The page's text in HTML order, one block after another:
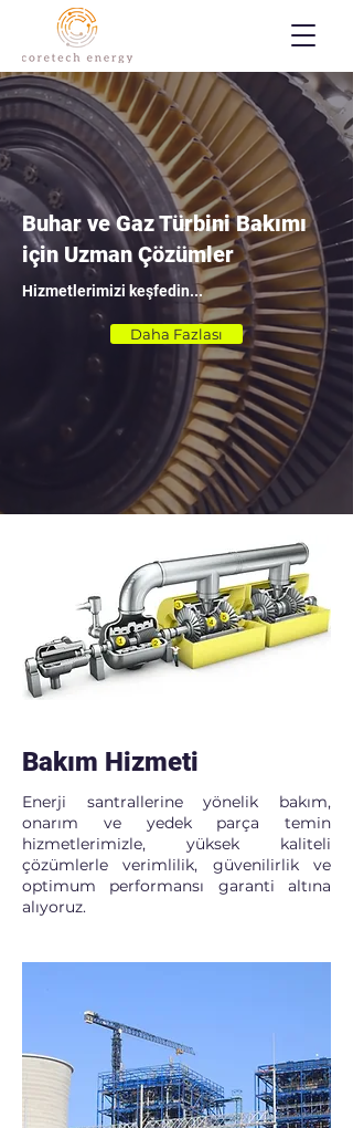
Buhar ve Gaz Türbini Bakımı
için Uzman Çözümler
Hizmetlerimizi keşfedin...
Daha Fazlası
Bakım Hizmeti
Enerji santrallerine yönelik bakım,
onarım ve yedek parça temin
hizmetlerimizle, yüksek kaliteli
çözümlerle verimlilik, güvenilirlik ve
optimum performansı garanti altına
alıyoruz.